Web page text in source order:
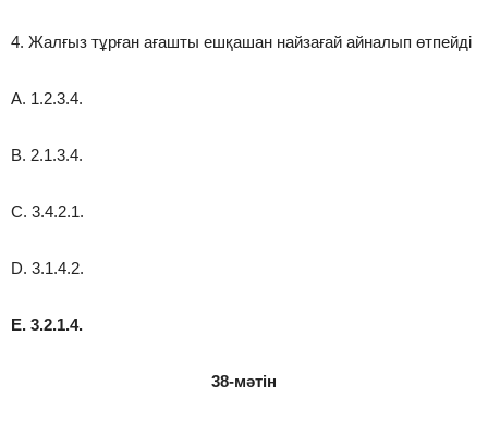
4. Жалғыз тұрған ағашты ешқашан найзағай айналып өтпейді
А. 1.2.3.4.
В. 2.1.3.4.
С. 3.4.2.1.
D. 3.1.4.2.
E. 3.2.1.4.
38-мәтін